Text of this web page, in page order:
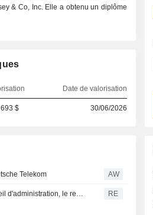
& Co, Inc. Elle a obtenu un diplôme
Date de valorisation
$ 30/06/2026
Telekom AW
ABB annonce des changements au sein de son conseil d'administration, le représentant de Cevian se retire RE